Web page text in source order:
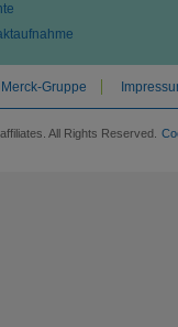
Merck-Gruppe
All Rights Reserved.